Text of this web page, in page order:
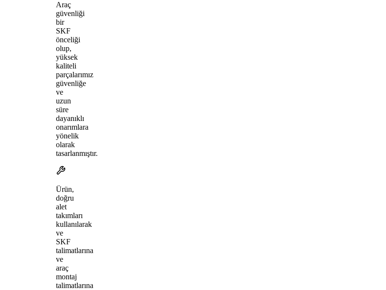
Araç
güvenliği
bir
SKF
önceliği
olup,
yüksek
kaliteli
parçalarımız
güvenliğe
ve
uzun
süre
dayanıklı
onarımlara
yönelik
olarak
tasarlanmıştır.
Ürün,
doğru
alet
takımları
kullanılarak
ve
SKF
talimatlarına
ve
araç
montaj
talimatlarına